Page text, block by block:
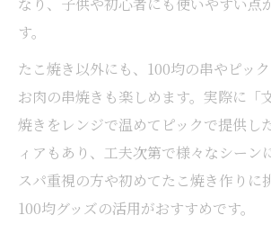
なり、子供や初心者にも使いやすい点
す。
たこ焼き以外にも、100均の串やピッ
お肉の串焼きも楽しめます。実際に「
焼きをレンジで温めてピックで提供し
ィアもあり、工夫次第で様々なシーン
スパ重視の方や初めてたこ焼き作りに
100均グッズの活用がおすすめです。